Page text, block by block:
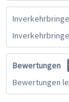
Bewertungen
Bewertungen